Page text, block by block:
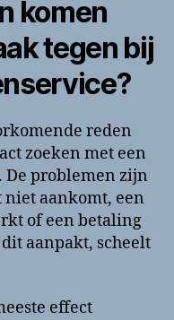
komen
tegen bij
reden
zoeken met een
problemen zijn
aankomt, een
of een betaling
aanpakt, scheelt
effect